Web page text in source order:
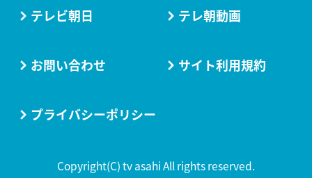
テレビ朝日 テレ朝動画
お問い合わせ サイト利用規約
プライバシーポリシー
Copyright(C) tv asahi All rights reserved.